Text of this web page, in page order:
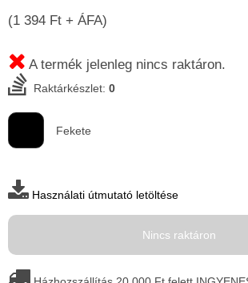
(1 394 Ft + ÁFA)
A termék jelenleg nincs raktáron.
Raktárkészlet: 0
Fekete
Használati útmutató letöltése
Nincs raktáron